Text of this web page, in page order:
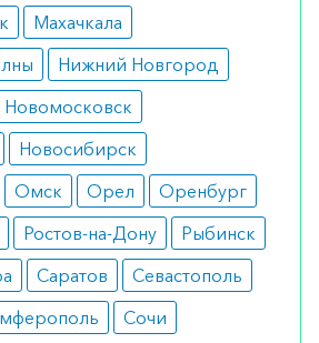
дозировки и правил
хорошо переносится
случаях возможно
боли, нарушения
назначает только врач,
с данным средством.
Махачкала
Нижний Новгород
Новомосковск
Новосибирск
Омск Орел
Оренбург
Ростов-на-Дону
Рыбинск
Саратов
Севастополь
Сочи